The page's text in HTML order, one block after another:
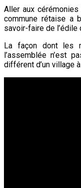
Aller aux
commune rétaise a
savoir-faire de l’édile
La façon dont les
l’assemblée n’est
différent d’un village